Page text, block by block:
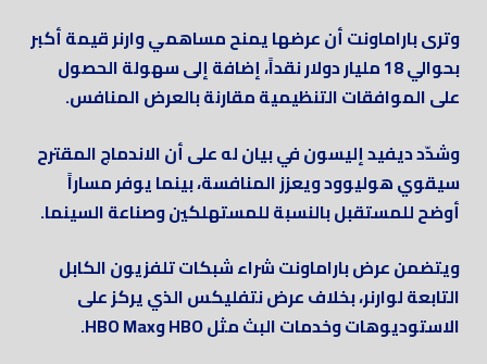
وترى باراماونت أن عرضها يمنح مساهمي وارنر قيمة أكبر
بحوالي 18 مليار دولار نقداً، إضافة إلى سهولة الحصول
على الموافقات التنظيمية مقارنة بالعرض المنافس.
وشدّد ديفيد إليسون في بيان له على أن الاندماج المقترح
سيقوي هوليوود ويعزز المنافسة، بينما يوفر مساراً
أوضح للمستقبل بالنسبة للمستهلكين وصناعة السينما.
ويتضمن عرض باراماونت شراء شبكات تلفزيون الكابل
التابعة لوارنر، بخلاف عرض نتفليكس الذي يركز على
الاستوديوهات وخدمات البث مثل HBO وHBO Max.